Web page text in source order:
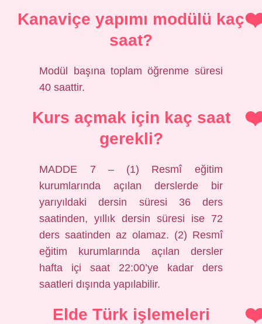
Kanaviçe yapımı modülü kaç
saat?
Modül başına toplam öğrenme süresi
40 saattir.
Kurs açmak için kaç saat
gerekli?
MADDE 7 – (1) Resmî eğitim
kurumlarında açılan derslerde bir
yarıyıldaki dersin süresi 36 ders
saatinden, yıllık dersin süresi ise 72
ders saatinden az olamaz. (2) Resmî
eğitim kurumlarında açılan dersler
hafta içi saat 22:00’ye kadar ders
saatleri dışında yapılabilir.
Elde Türk işlemeleri